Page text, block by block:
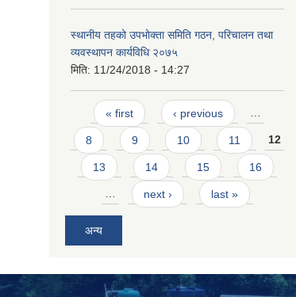
स्थानीय तहको उपभोक्ता समिति गठन, परिचालन तथा
व्यवस्थापन कार्यविधि २०७५
मिति: 11/24/2018 - 14:27
Pages
« first ‹ previous …
8 9 10 11 12
13 14 15 16
… next › last »
अन्य